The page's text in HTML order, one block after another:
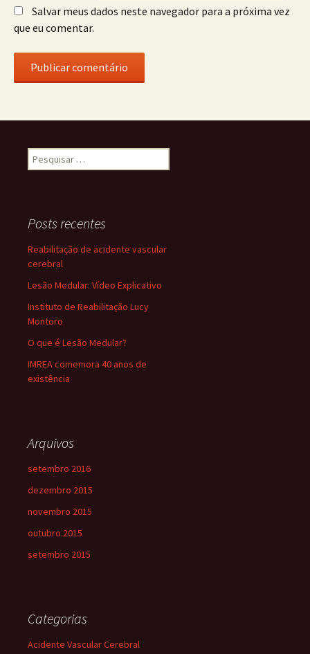
Salvar meus dados neste navegador para a próxima vez
que eu comentar.
Pesquisar
por:
Posts recentes
Reabilitação de acidente vascular
cerebral
Lesão Medular: Vídeo Explicativo
Instituto de Reabilitação Lucy
Montoro
O que é Lesão Medular?
IMREA comemora 40 anos de
existência
Arquivos
setembro 2016
dezembro 2015
novembro 2015
outubro 2015
setembro 2015
Categorias
Acidente Vascular Cerebral